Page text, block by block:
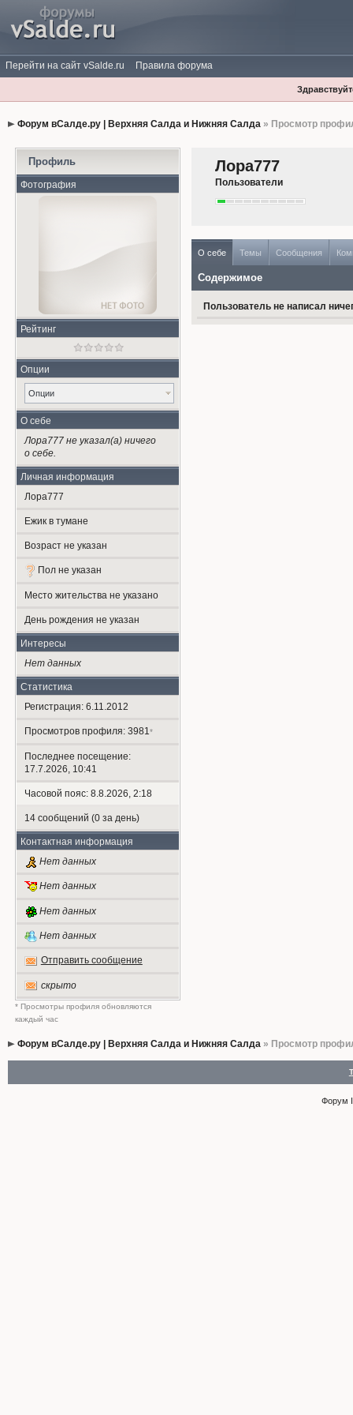
Перейти на сайт vSalde.ru Правила форума
Форум вСалде.ру | Верхняя Салда и Нижняя Салда» Просмотр
Профиль
Фотография
Рейтинг
Опции
Опции
О себе
Лора777 не указал(а) ничего
о себе.
Личная информация
Лора777
Ежик в тумане
Возраст не указан
Пол не указан
Место жительства не указано
День рождения не указан
Интересы
Нет данных
Статистика
Регистрация: 6.11.2012
Просмотров профиля: 3981*
Последнее посещение:
17.7.2026, 10:41
Часовой пояс: 8.8.2026, 2:18
14 сообщений (0 за день)
Контактная информация
Нет данных
Нет данных
Нет данных
Нет данных
Отправить сообщение
скрыто
* Просмотры профиля обновляются
каждый час
Лора777
Пользователи
О себе Темы Сообщения
Содержимое
Пользователь не написал
Форум вСалде.ру | Верхняя Салда и Нижняя Салда» Просмотр
Форум